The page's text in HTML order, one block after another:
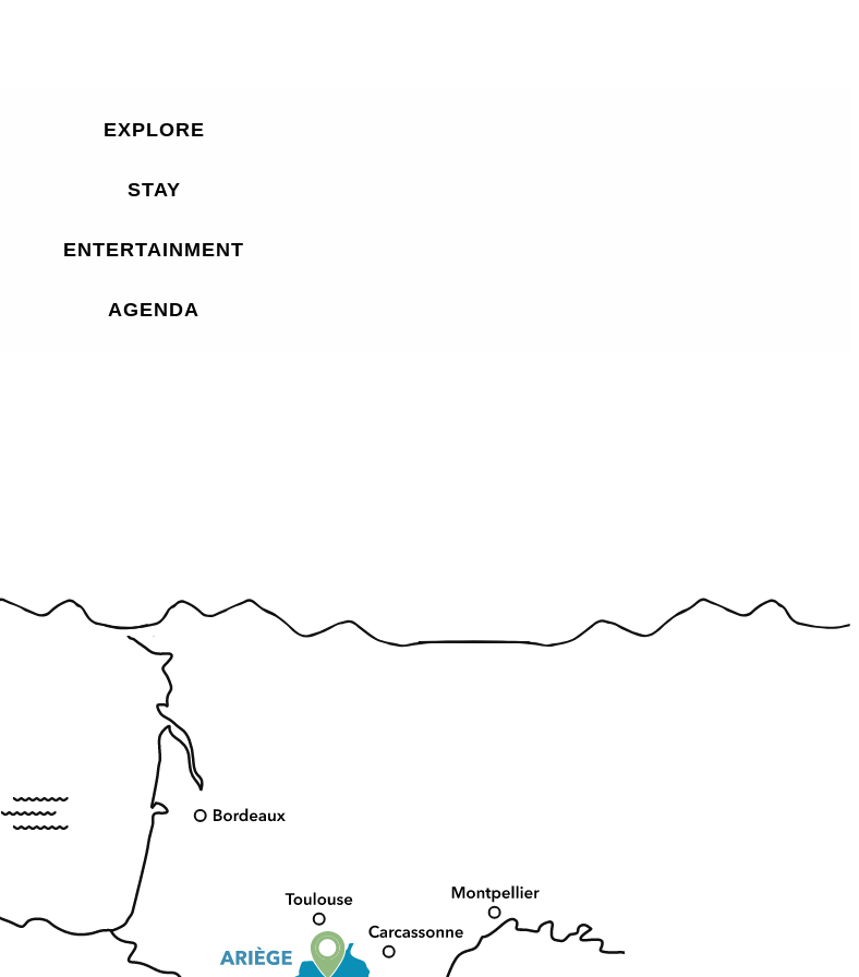
EXPLORE
STAY
ENTERTAINMENT
AGENDA